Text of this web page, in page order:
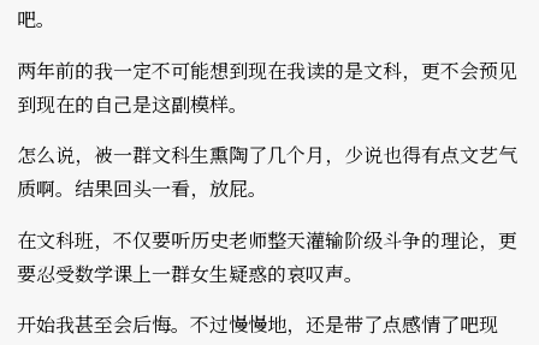
吧。
两年前的我一定不可能想到现在我读的是文科，更不会预见
到现在的自己是这副模样。
怎么说，被一群文科生熏陶了几个月，少说也得有点文艺气
质啊。结果回头一看，放屁。
在文科班，不仅要听历史老师整天灌输阶级斗争的理论，更
要忍受数学课上一群女生疑惑的哀叹声。
开始我甚至会后悔。不过慢慢地，还是带了点感情了吧现